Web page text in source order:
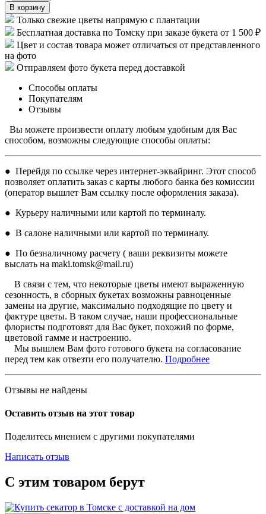
В корзину
Только свежие цветы напрямую с плантации
Бесплатная доставка по Томску при заказе букета от 1 500 ₽
Цвет и состав товара может отличаться от представленного
на фото
Отправляем фото букета перед доставкой
Способы оплаты
Покупателям
Отзывы
Вы можете произвести оплату любым удобным для Вас
способом, возможны следующие способы оплаты:
● Перейдя по ссылке через интернет-эквайринг. Этот способ
позволяет оплатить заказ с карты любого банка без комиссии
(оператор вышлет Вам ссылку после оформления заказа).
● Курьеру наличными или картой по терминалу.
● В салоне наличными или картой по терминалу.
● По безналичному расчету ( ваши реквизиты можете
выслать на maki.tomsk@mail.ru)
В связи с тем, что некоторые цветы имеют выраженную
сезонность, в сборных букетах возможны равноценные
замены на другие, максимально подходящие по цвету и
фактуре цветы. В таком случае, наши профессиональные
флористы подготовят для Вас букет, похожий по форме,
цветовой гамме и настроению.
Мы вышлем Вам фото готового букета на согласование
перед тем как отвезти его получателю. Подробнее
Отзывы не найдены
Оставить отзыв на этот товар
Поделитесь мнением с другими покупателями
Написать отзыв
С этим товаром берут